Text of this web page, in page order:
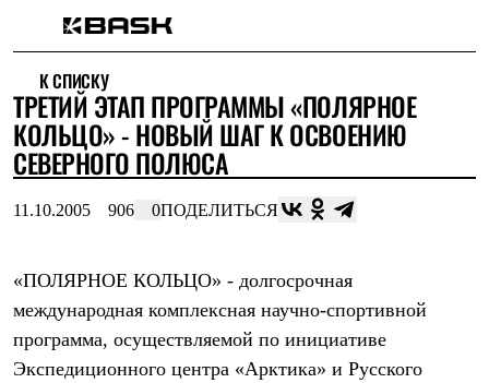
Интернет-магазин
Мужская одежда
Утепленная пухом
Куртки
Брюки
Комбинезоны
Штормовая одежда
Куртки
Софтшелл одежда
Куртки
К СПИСКУ
ТРЕТИЙ ЭТАП ПРОГРАММЫ «ПОЛЯРНОЕ
КОЛЬЦО» - НОВЫЙ ШАГ К ОСВОЕНИЮ
СЕВЕРНОГО ПОЛЮСА
11.10.2005 906 0ПОДЕЛИТЬСЯ
«ПОЛЯРНОЕ КОЛЬЦО» - долгосрочная
международная комплексная научно-спортивной
программа, осуществляемой по инициативе
Экспедиционного центра «Арктика» и Русского